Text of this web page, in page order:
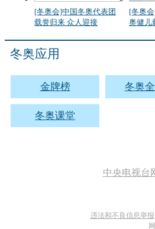
[冬奥会]中国冬奥代表团
载誉归来 众人迎接
[冬奥
奥健儿
冬奥应用
金牌榜 冬奥
冬奥课堂
中央电视台
违法和不良信息举报